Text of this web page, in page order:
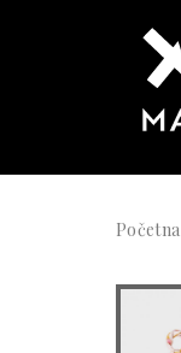
Početna